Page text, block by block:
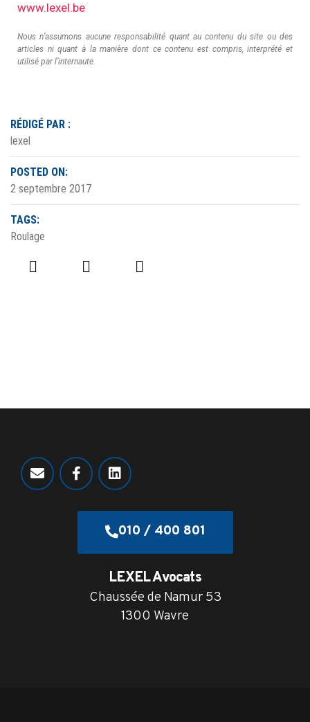
www.lexel.be
Nous n’assumons aucune responsabilité quant au contenu du site ou des
articles ni quant à la manière dont ce contenu est compris, interprété et
utilisé par l’internaute.
RÉDIGÉ PAR :
lexel
POSTED ON:
2 septembre 2017
TAGS:
Roulage
010 / 400 801
LEXEL Avocats
Chaussée de Namur 53
1300 Wavre